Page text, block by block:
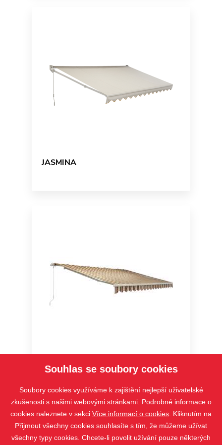
JASMINA
Souhlas se soubory cookies
Soubory cookies využíváme k zajištění nejlepší uživatelské
zkušenosti s našimi webovými stránkami. Podrobné informace o
cookies naleznete v sekci Více informací o cookies . Kliknutím na
Přijmout všechny cookies souhlasíte s tím, že můžeme užívat
všechny typy cookies. Chcete-li povolit užívání pouze některých